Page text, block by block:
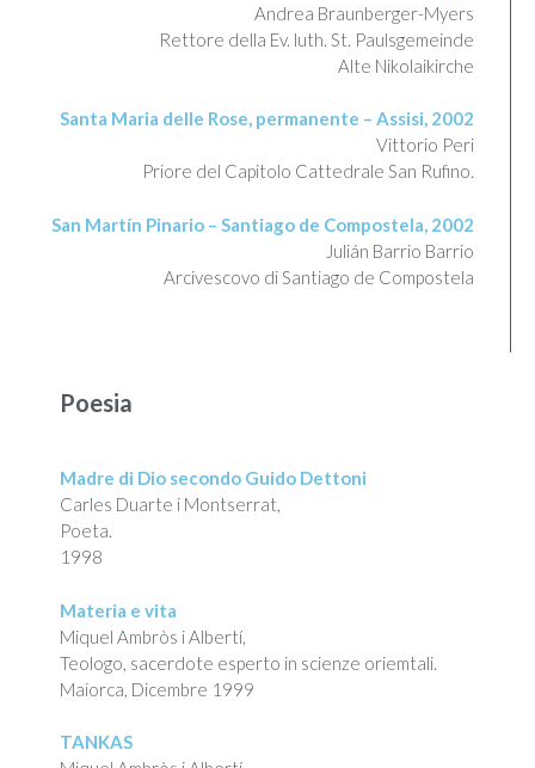
Andrea Braunberger-Myers
Rettore della Ev. luth. St. Paulsgemeinde​
Alte Nikolaikirche
Santa Maria delle Rose, permanente – Assisi, 2002
Vittorio Peri
Priore del Capitolo Cattedrale San Rufino.
San Martín Pinario – Santiago de Compostela, 2002
Julián Barrio Barrio​
Arcivescovo di Santiago de Compostela
Poesia
Madre di Dio secondo Guido Dettoni
Carles Duarte i Montserrat,
Poeta.
1998
Materia e vita
Miquel Ambròs i Albertí,
Teologo, sacerdote esperto in scienze oriemtali.
Maiorca, Dicembre 1999
TANKAS